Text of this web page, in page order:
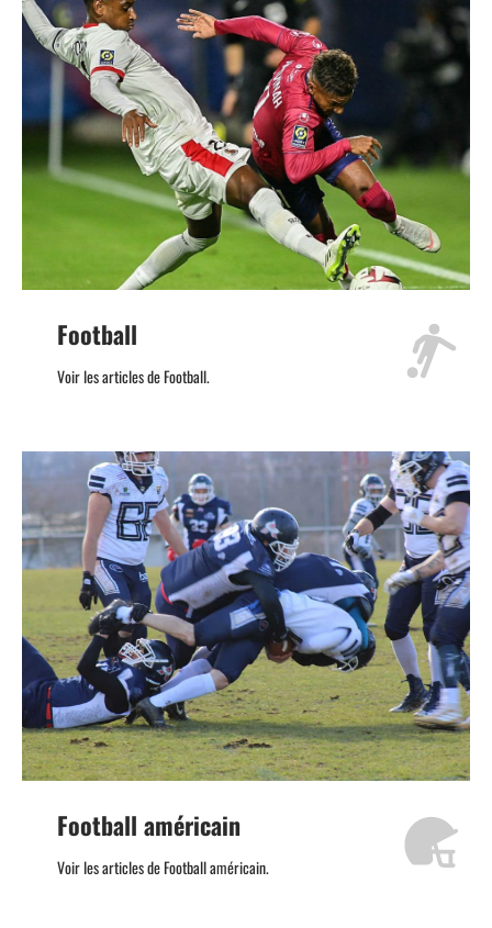
Football
Voir les articles de Football.
Football américain
Voir les articles de Football américain.